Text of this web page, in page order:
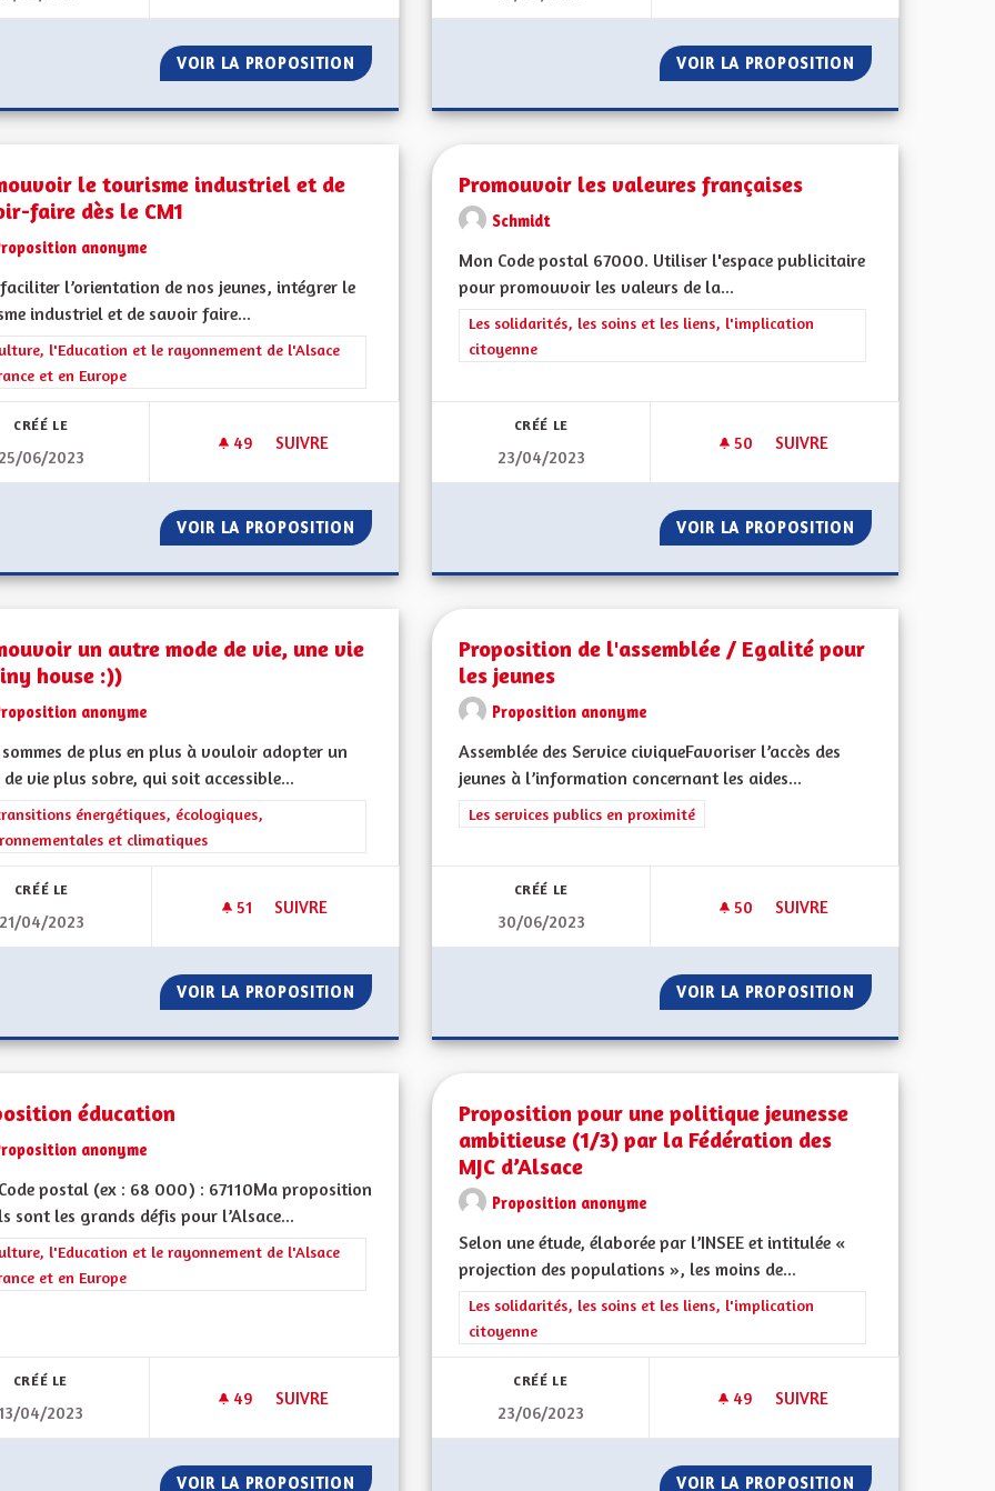
VOIR LA PROPOSITION PRODUCTION D'ÉLECTRICITÉ AVEC NOS VIEUX MOULINS
VOIR LA PROPOSITION PRODUCTION
le tourisme industriel et de
faire dès le CM1
anonyme
l’orientation de nos jeunes, intégrer le
industriel et de savoir faire...
les résultats de la catégorie : La Culture, l'Education et le rayonnement de l'Alsace en France et en Europe
l'Education et le rayonnement de l'Alsace
et en Europe
CRÉÉ LE
25/06/2023
49 49 ABONNÉS
SUIVRE
PROMOUVOIR LE TOURISME INDUSTRIEL ET DE SAVOIR-FAIRE DÈS LE CM1
VOIR LA PROPOSITION PROMOUVOIR LE TOURISME INDUSTRIEL ET DE SAVOIR-FAIRE DÈS LE CM1
Promouvoir les valeures françaises
Schmidt
Mon Code postal 67000. Utiliser l'espace publicitaire
pour promouvoir les valeurs de la...
Filtrer les résultats de la catégorie : Les solidarités, les soins et les liens,
Les solidarités, les soins et les liens, l'implication
citoyenne
CRÉÉ LE
23/04/2023
50 50 ABONNÉS
SUIVRE
VOIR LA PROPOSITION PROMOUVOIR
un autre mode de vie, une vie
house :))
anonyme
sommes de plus en plus à vouloir adopter un
de vie plus sobre, qui soit accessible...
les résultats de la catégorie : Les transitions énergétiques, écologiques, environnementales et climatiques
énergétiques, écologiques,
et climatiques
CRÉÉ LE
21/04/2023
51 51 ABONNÉS
SUIVRE
PROMOUVOIR UN AUTRE MODE DE VIE, UNE VIE EN TINY HOUSE :))
VOIR LA PROPOSITION PROMOUVOIR UN AUTRE MODE DE VIE, UNE VIE EN TINY HOUSE :))
Proposition de l'assemblée / Egalité pour
les jeunes
Proposition anonyme
Assemblée des Service civiqueFavoriser l’accès des
jeunes à l’information concernant les aides...
Filtrer les résultats de la catégorie : Les services publics en proximité
Les services publics en proximité
CRÉÉ LE
30/06/2023
50 50 ABONNÉS
SUIVRE
VOIR LA PROPOSITION PROPOSITION
éducation
anonyme
postal (ex : 68 000) : 67110Ma proposition
sont les grands défis pour l’Alsace...
les résultats de la catégorie : La Culture, l'Education et le rayonnement de l'Alsace en France et en Europe
l'Education et le rayonnement de l'Alsace
et en Europe
CRÉÉ LE
04/2023
49 49 ABONNÉS
SUIVRE
VOIR LA PROPOSITION PROPOSITION ÉDUCATION
Proposition pour une politique jeunesse
ambitieuse (1/3) par la Fédération des
MJC d’Alsace
Proposition anonyme
Selon une étude, élaborée par l’INSEE et intitulée «
projection des populations », les moins de...
Filtrer les résultats de la catégorie : Les solidarités, les soins et les liens,
Les solidarités, les soins et les liens, l'implication
citoyenne
CRÉÉ LE
23/06/2023
49 49 ABONNÉS
SUIVRE
VOIR LA PROPOSITION PROPOSITION